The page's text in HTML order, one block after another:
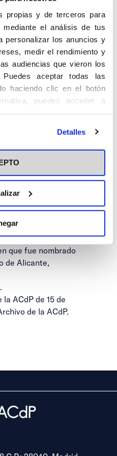
propias y de terceros para
mediante el análisis de tus
personalizar los anuncios y
medir el rendimiento y
audiencias que vieron los
aceptar todas las
haciendo clic en el botón
puedes acceder a
y cambiar tus preferencias
más información puedes
Detalles
. Murcia, 13.6.1910 –
la Asociación de
del Movimiento
varios cargos
del Movimiento en
también
en el Centro de
Numerario
que fue nombrado
de Alicante,
la ACdP de 15 de
de la ACdP.